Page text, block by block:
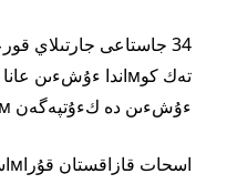
ءۇشءىن دە كءۇتپەگەن мبلءىмدەмە بولدى.